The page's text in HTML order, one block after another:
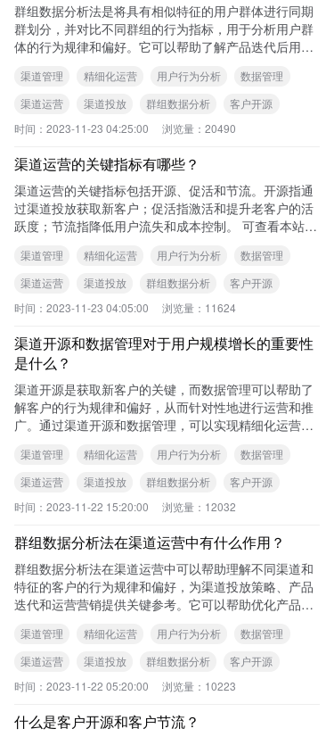
群组数据分析法是将具有相似特征的用户群体进行同期
群划分，并对比不同群组的行为指标，用于分析用户群
体的行为规律和偏好。它可以帮助了解产品迭代后用户
营。
渠道管理 精细化运营 用户行为分析
数据管理
渠道运营
渠道投放 群组数据分析
客户开源
时间： 2023-11-23 04:25:00 浏览量： 20490
渠道运营的关键指标有哪些？
渠道运营的关键指标包括开源、促活和节流。开源指通
过渠道投放获取新客户；促活指激活和提升老客户的活
跃度；节流指降低用户流失和成本控制。 可查看本站
渠道管理 精细化运营 用户行为分析
数据管理
渠道运营
渠道投放 群组数据分析
客户开源
时间： 2023-11-23 04:05:00 浏览量： 11624
渠道开源和数据管理对于用户规模增长的重要性
是什么？
渠道开源是获取新客户的关键，而数据管理可以帮助了
解客户的行为规律和偏好，从而针对性地进行运营和推
广。通过渠道开源和数据管理，可以实现精细化运营，
渠道管理 精细化运营 用户行为分析
数据管理
渠道运营
渠道投放 群组数据分析
客户开源
时间： 2023-11-22 15:20:00 浏览量： 12032
群组数据分析法在渠道运营中有什么作用？
群组数据分析法在渠道运营中可以帮助理解不同渠道和
特征的客户的行为规律和偏好，为渠道投放策略、产品
迭代和运营营销提供关键参考。它可以帮助优化产品设
降
渠道管理 精细化运营 用户行为分析
数据管理
渠道运营
渠道投放 群组数据分析
客户开源
时间： 2023-11-22 05:20:00 浏览量： 10223
什么是客户开源和客户节流？